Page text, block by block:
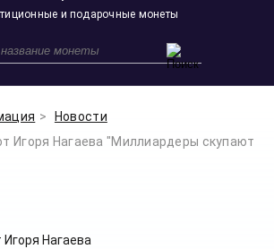
и подарочные монеты
Новости
Игоря Нагаева "Миллиардеры скупают